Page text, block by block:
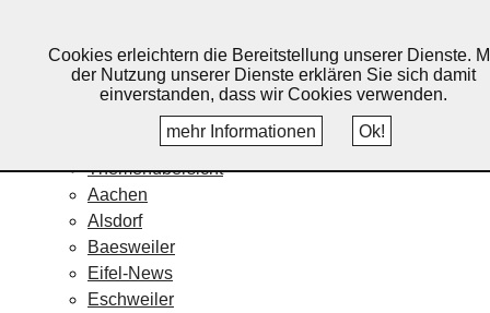
Home
Veranstaltungskalender
Themenübersicht
Aachen
Alsdorf
Baesweiler
Eifel-News
Eschweiler
Cookies erleichtern die Bereitstellung unserer Dienste.
der Nutzung unserer Dienste erklären Sie sich damit
einverstanden, dass wir Cookies verwenden.
mehr Informationen
Ok!